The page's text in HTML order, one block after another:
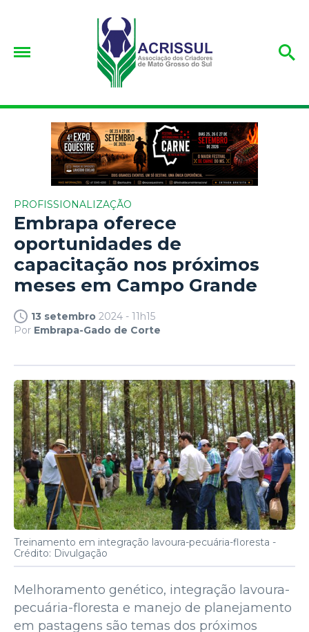
PROFISSIONALIZAÇÃO
Embrapa oferece
oportunidades de
capacitação nos próximos
meses em Campo Grande
13 setembro 2024 - 11h15
Por Embrapa-Gado de Corte
Treinamento em integração lavoura-pecuária-floresta -
Crédito: Divulgação
Melhoramento genético, integração lavoura-
pecuária-floresta e manejo de planejamento
em pastagens são temas dos próximos